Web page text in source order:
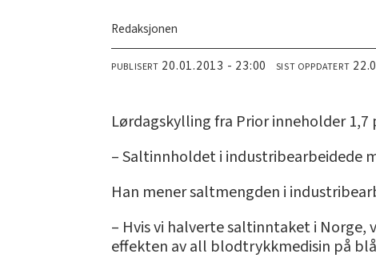
Redaksjonen
PUBLISERT 20.01.2013 - 23:00 SIST OPPDATERT
Lørdagskylling fra Prior inneholder 1,7
– Saltinnholdet i industribearbeidede
Han mener saltmengden i
– Hvis vi halverte saltinntaket i
effekten av all blodtrykkmedisin på